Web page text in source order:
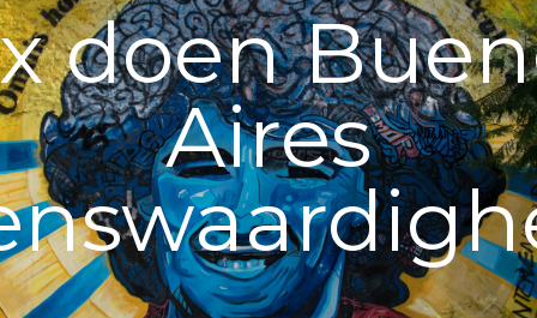
doen
Aires